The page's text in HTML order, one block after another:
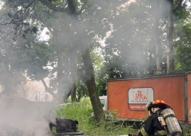
formaban parte de la Policía
durante la administración
Ciudadano, Armando Reyes
recluidos en el Centro de
Seguridad de La Toma, en
cumplirán la condena.